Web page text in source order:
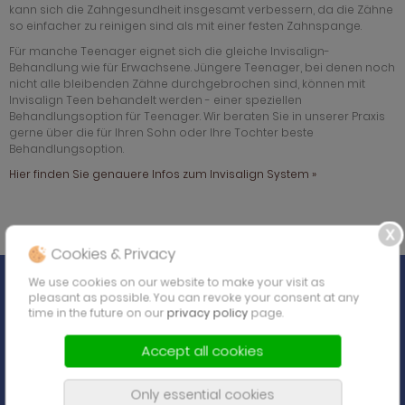
kann sich die Zahngesundheit insgesamt verbessern, da die Zähne
so einfacher zu reinigen sind als mit einer festen Zahnspange.
Für manche Teenager eignet sich die gleiche Invisalign-
Behandlung wie für Erwachsene. Jüngere Teenager, bei denen noch
nicht alle bleibenden Zähne durchgebrochen sind, können mit
Invisalign Teen behandelt werden - einer speziellen
Behandlungsoption für Teenager. Wir beraten Sie in unserer Praxis
gerne über die für Ihren Sohn oder Ihre Tochter beste
Behandlungsoption.
Hier finden Sie genauere Infos zum Invisalign System »
Cookies & Privacy
We use cookies on our website to make your visit as
pleasant as possible. You can revoke your consent at any
time in the future on our privacy policy page.
Accept all cookies
Only essential cookies